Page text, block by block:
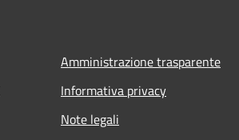
Amministrazione trasparente
Informativa privacy
Note legali